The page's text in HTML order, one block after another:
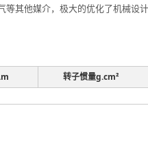
其他媒介，极大的优化了机械
转子惯量g.cm²